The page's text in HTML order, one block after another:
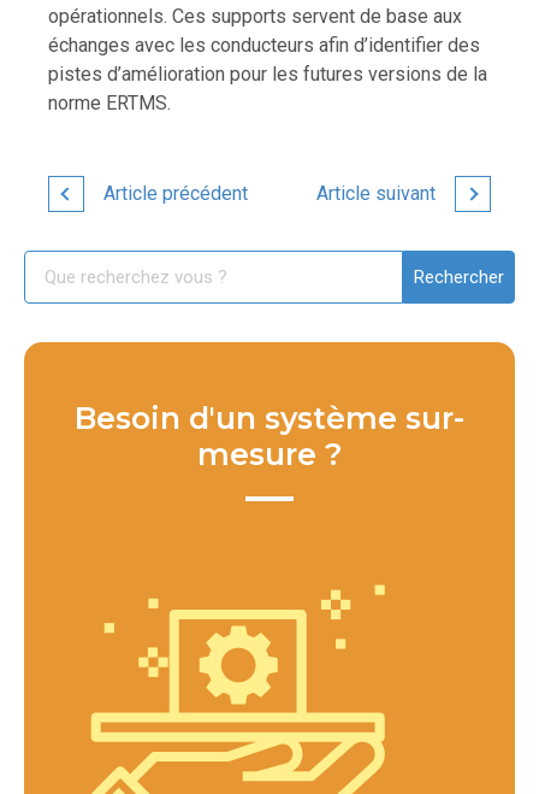
opérationnels. Ces supports servent de base aux
échanges avec les conducteurs afin d’identifier des
pistes d’amélioration pour les futures versions de la
norme ERTMS.
Article précédent Article suivant
Besoin d'un système sur-
mesure ?